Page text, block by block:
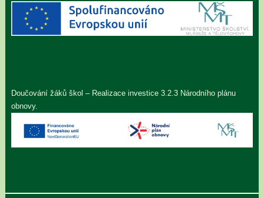
Doučování žáků škol – Realizace investice 3.2.3 Národního plánu
obnovy.